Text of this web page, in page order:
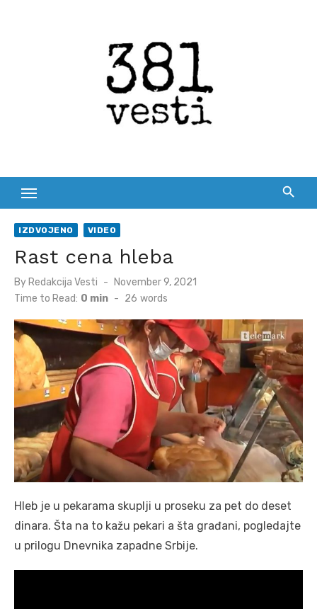
IZDVOJENO VIDEO
Rast cena hleba
By Redakcija Vesti
Posted
November 9, 2021
Time to Read: 0 min - 26 words
Hleb je u pekarama skuplji u proseku za pet do deset
dinara. Šta na to kažu pekari a šta građani, pogledajte
u prilogu Dnevnika zapadne Srbije.